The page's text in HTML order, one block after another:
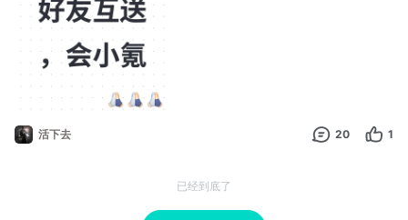
活下去 20 1
已经到底了